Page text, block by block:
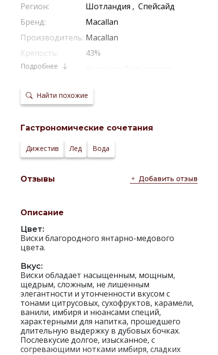
Регион:
Шотландия , Спейсайд
Бренд:
Macallan
Производитель: Macallan
Крепость:
43%
Фильтрация:
Выдержка в
бочках:
Американский Дуб
сервировки:
Сайт
Подробнее
Найти похожие
Гастрономические сочетания
Дижестив Лед Вода
Отзывы Добавить отзыв
Описание
Цвет:
Виски благородного янтарно-медового
цвета.
Вкус:
Виски обладает насыщенным, мощным,
щедрым, сложным, не лишенным
элегантности и утонченности вкусом с
тонами цитрусовых, сухофруктов, карамели,
ванили, имбиря и нюансами специй,
характерными для напитка, прошедшего
длительную выдержку в дубовых бочках.
Послевкусие долгое, изысканное, с
согревающими нотками имбиря, сладких